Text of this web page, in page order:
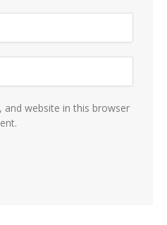
and website in this browser